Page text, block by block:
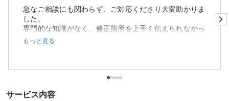
急なご相談にも関わらず、ご対応くださり大変助かりま
した。
専門的な知識がなく、修正箇所を上手く伝えられなかっ
たのにも関わ...
もっと見る
サービス内容